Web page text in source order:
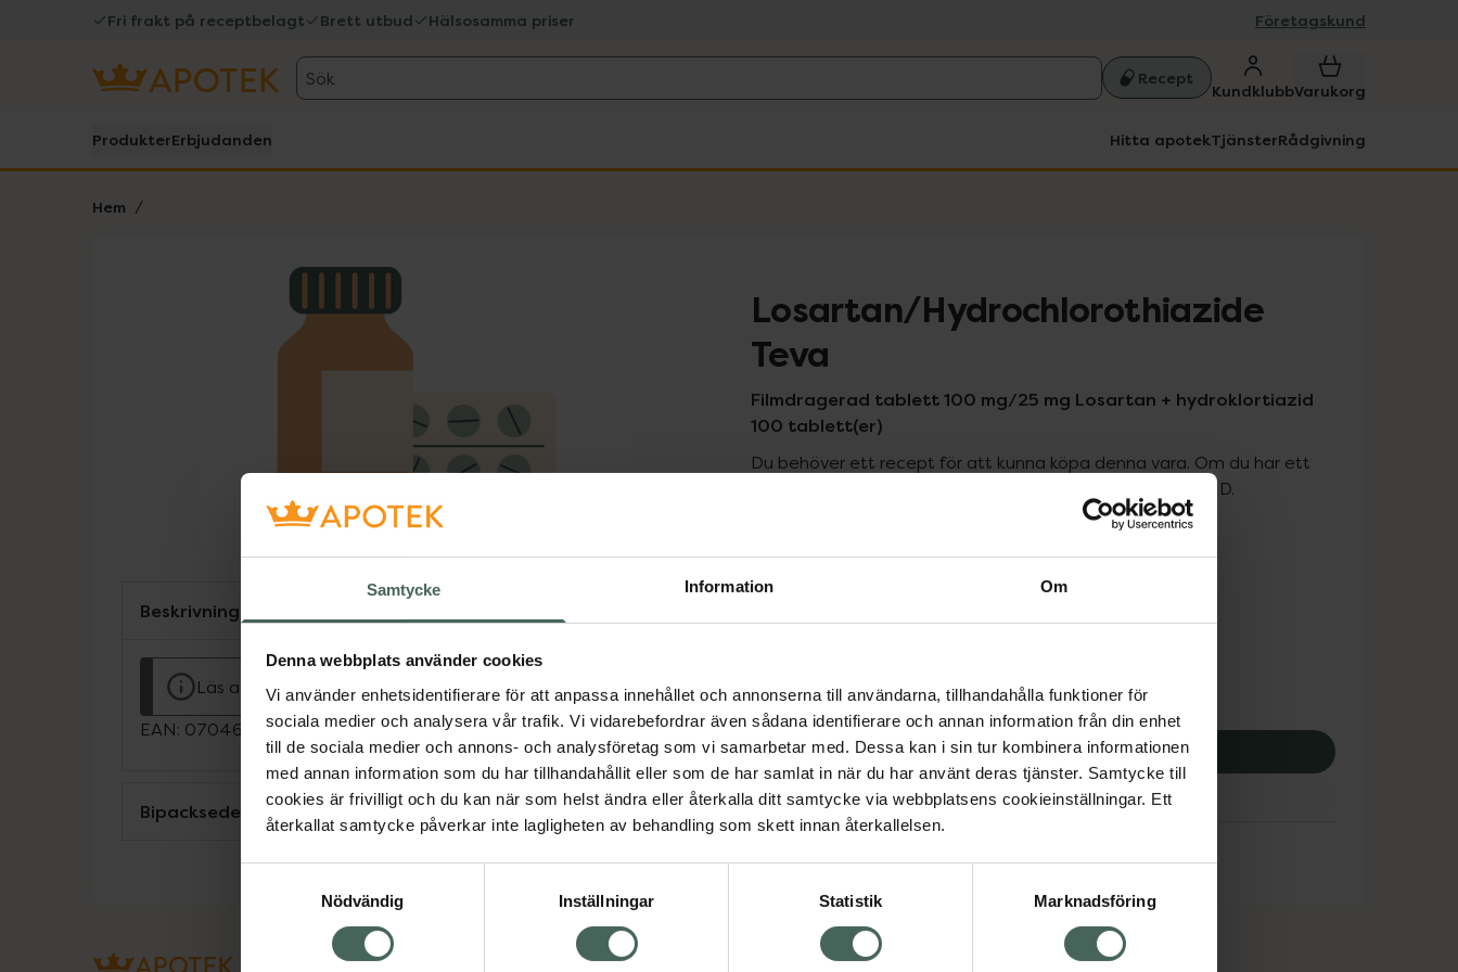
Samtycke Information Om
Denna webbplats använder cookies
Vi använder enhetsidentifierare för att anpassa innehållet och annonserna till användarna, tillhandahålla funktioner för
sociala medier och analysera vår trafik. Vi vidarebefordrar även sådana identifierare och annan information från din enhet
till de sociala medier och annons- och analysföretag som vi samarbetar med. Dessa kan i sin tur kombinera informationen
med annan information som du har tillhandahållit eller som de har samlat in när du har använt deras tjänster. Samtycke till
cookies är frivilligt och du kan när som helst ändra eller återkalla ditt samtycke via webbplatsens cookieinställningar. Ett
återkallat samtycke påverkar inte lagligheten av behandling som skett innan återkallelsen.
Nödvändig
Inställningar Statistik Marknadsföring
Fri frakt på receptbelagt Brett utbud Hälsosamma priser Företagskund
Sök Recept
KundklubbVarukorg
ProdukterErbjudanden Hitta apotekTjänsterRådgivning
Hem
Lista: . Innehåller 1 objekt.
Losartan/Hydrochlorothiazide
Teva
Filmdragerad tablett 100 mg/25 mg Losartan + hydroklortiazid
100 tablett(er)
Du behöver ett recept för att kunna köpa denna vara. Om du har ett
recept kan du handla genom att logga in med ditt bank-ID.
Pris med recept
Högkostnadsskyddet gäller
208,49 kr
I apotek:208,49 kr
Köp via ditt recept
Aktuella erbjudanden
Beskrivning
Läs alltid bipacksedeln innan användning.
EAN: 07046260743311
Bipacksedel från FASS Visa
Om recept och läkemedel